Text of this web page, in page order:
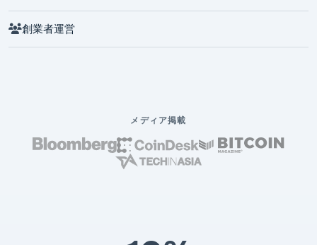
創業者運営
メディア掲載